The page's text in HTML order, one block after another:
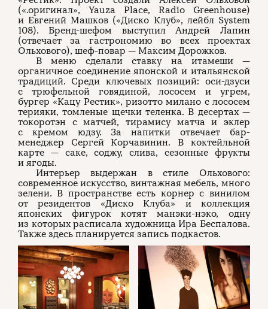
(«.оригинал», Yauza Place, Radio Greenhouse)
и Евгений Машков («Диско Клуб», лейбл System
108). Бренд-шефом выступил Андрей Лапин
(отвечает за гастрономию во всех проектах
Ольхового), шеф-повар — Максим Дорожков.
В меню сделали ставку на итамеши —
органичное соединение японской и итальянской
традиций. Среди ключевых позиций: оси-дзуси
с трюфельной говядиной, лососем и угрем,
бургер «Кацу Рестик», ризотто милано с лососем
терияки, томленые щечки теленка. В десертах —
токоротэн с матчей, тирамису матча и эклер
с кремом юдзу. За напитки отвечает бар-
менеджер Сергей Корчавинин. В коктейльной
карте — саке, соджу, слива, сезонные фрукты
и ягоды.
Интерьер выдержан в стиле Ольхового:
современное искусство, винтажная мебель, много
зелени. В пространстве есть корнер с винилом
от резидентов «Диско Клуба» и коллекция
японских фигурок котят манэки-нэко, одну
из которых расписала художница Ира Беспалова.
Также здесь планируется запись подкастов.